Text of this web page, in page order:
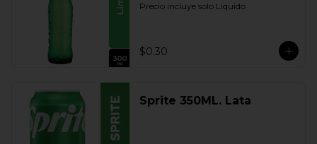
Retornable
Precio incluye solo Liquido
$0.30
Sprite 350ML. Lata